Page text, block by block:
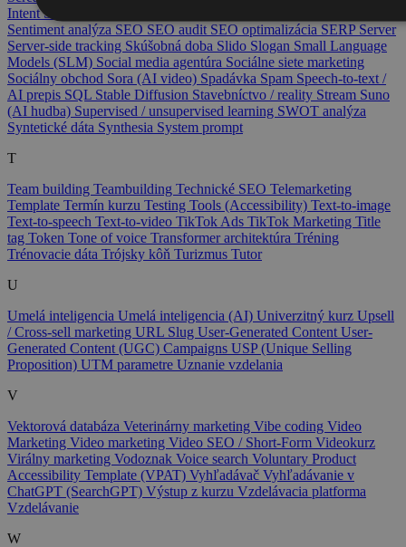
IntentSémantické SEO
Sentiment analýza SEO SEO audit SEO optimalizácia SERP Server
Server-side tracking Skúšobná doba Slido Slogan Small Language
Models (SLM) Social media agentúra Sociálne siete marketing
Sociálny obchod Sora (AI video) Spadávka Spam Speech-to-text /
AI prepis SQL Stable Diffusion Stavebníctvo / reality Stream Suno
(AI hudba) Supervised / unsupervised learning SWOT analýza
Syntetické dáta Synthesia System prompt
T
Team building Teambuilding Technické SEO Telemarketing
Template Termín kurzu Testing Tools (Accessibility) Text-to-image
Text-to-speech Text-to-video TikTok Ads TikTok Marketing Title
tag Token Tone of voice Transformer architektúra Tréning
Trénovacie dáta Trójsky kôň Turizmus Tutor
U
Umelá inteligencia Umelá inteligencia (AI) Univerzitný kurz Upsell
/ Cross-sell marketing URL Slug User-Generated Content User-
Generated Content (UGC) Campaigns USP (Unique Selling
Proposition) UTM parametre Uznanie vzdelania
V
Vektorová databáza Veterinárny marketing Vibe coding Video
Marketing Video marketing Video SEO / Short-Form Videokurz
Virálny marketing Vodoznak Voice search Voluntary Product
Accessibility Template (VPAT) Vyhľadávač Vyhľadávanie v
ChatGPT (SearchGPT) Výstup z kurzu Vzdelávacia platforma
Vzdelávanie
W